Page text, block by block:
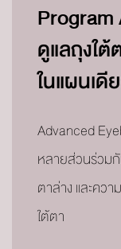
ดูแลถุงใ
ในแผนเดี
Advanced
หลายส่วนร่วม
ตาล่าง และคว
ใต้ตา